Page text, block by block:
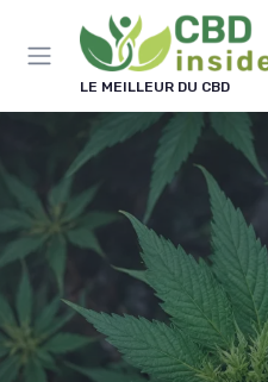
LE MEILLEUR DU CBD
Panneau de gestion des